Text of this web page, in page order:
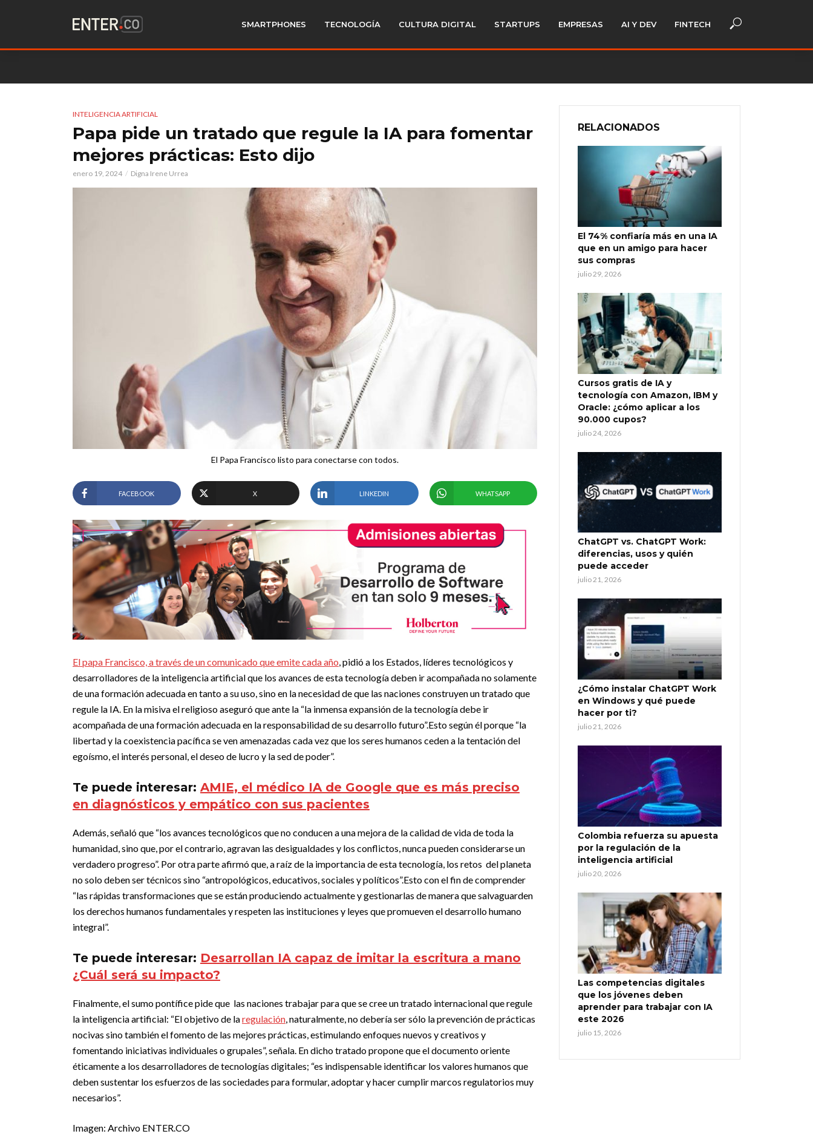
SMARTPHONES TECNOLOGÍA CULTURA DIGITAL STARTUPS EMPRESAS AI Y DEV FINTECH
INTELIGENCIA ARTIFICIAL
Papa pide un tratado que regule la IA para fomentar
mejores prácticas: Esto dijo
enero 19, 2024 Digna Irene Urrea
El Papa Francisco listo para conectarse con todos.
FACEBOOK X LINKEDIN WHATSAPP
Elpapa Francisco,a través de un comunicado que emite cada año, pidió a los Estados, líderes tecnológicos y
desarrolladores de la inteligencia artificial que los avances de esta tecnología deben ir acompañada no solamente
de una formación adecuada en tanto a su uso, sino en la necesidad de que las naciones construyen un tratado que
regule la IA. En la misiva el religioso aseguró que ante la “la inmensa expansión de la tecnología debe ir
acompañada de una formación adecuada en la responsabilidad de su desarrollo futuro”.Esto según él porque “la
libertad y la coexistencia pacífica se ven amenazadas cada vez que los seres humanos ceden a la tentación del
egoísmo, el interés personal, el deseo de lucro y la sed de poder”.
Te puede interesar: AMIE, el médico IA de Google que es más preciso
en diagnósticos y empático con sus pacientes
Además, señaló que “los avances tecnológicos que no conducen a una mejora de la calidad de vida de toda la
humanidad, sino que, por el contrario, agravan las desigualdades y los conflictos, nunca pueden considerarse un
verdadero progreso”. Por otra parte afirmó que, a raíz de la importancia de esta tecnología, los retos del planeta
no solo deben ser técnicos sino “antropológicos, educativos, sociales y políticos”.Esto con el fin de comprender
“las rápidas transformaciones que se están produciendo actualmente y gestionarlas de manera que salvaguarden
los derechos humanos fundamentales y respeten las instituciones y leyes que promueven el desarrollo humano
integral”.
Te puede interesar: Desarrollan IA capaz de imitar la escritura a mano
¿Cuál será su impacto?
Finalmente, el sumo pontífice pide que las naciones trabajar para que se cree un tratado internacional que regule
la inteligencia artificial: “El objetivo de laregulación, naturalmente, no debería ser sólo la prevención de prácticas
nocivas sino también el fomento de las mejores prácticas, estimulando enfoques nuevos y creativos y
fomentando iniciativas individuales o grupales”, señala. En dicho tratado propone que el documento oriente
éticamente a los desarrolladores de tecnologías digitales; “es indispensable identificar los valores humanos que
deben sustentar los esfuerzos de las sociedades para formular, adoptar y hacer cumplir marcos regulatorios muy
necesarios”.
Imagen: Archivo ENTER.CO
RELACIONADOS
El 74% confiaría más en una IA
que en un amigo para hacer
sus compras
julio 29, 2026
Cursos gratis de IA y
tecnología con Amazon, IBM y
Oracle: ¿cómo aplicar a los
90.000 cupos?
julio 24, 2026
ChatGPT vs. ChatGPT Work:
diferencias, usos y quién
puede acceder
julio 21, 2026
¿Cómo instalar ChatGPT Work
en Windows y qué puede
hacer por ti?
julio 21, 2026
Colombia refuerza su apuesta
por la regulación de la
inteligencia artificial
julio 20, 2026
Las competencias digitales
que los jóvenes deben
aprender para trabajar con IA
este 2026
julio 15, 2026